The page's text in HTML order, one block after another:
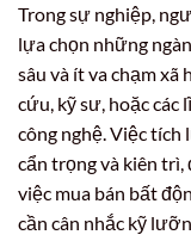
Trong sự nghiệp,
lựa chọn những
sâu và ít va chạm xã
cứu, kỹ sư, hoặc các
công nghệ. Việc
cẩn trọng và kiên trì,
việc mua bán bất
cần cân nhắc kỹ